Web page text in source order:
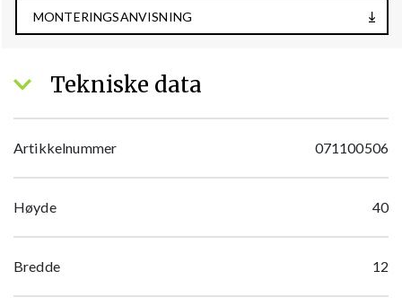
MONTERINGSANVISNING
Tekniske data
Artikkelnummer 071100506
Høyde 40
Bredde 12